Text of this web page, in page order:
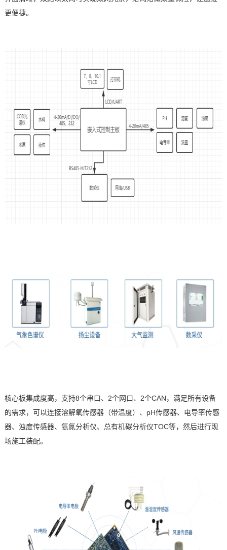
更便捷。
核心板集成度高，支持8个串口、 2个网口、 2个CAN，满足所有设备
的需求，可以连接溶解氧传感器（带温度）、 pH传感器、电导率传感
器、浊度传感器、氨氮分析仪、总有机碳分析仪TOC等，然后进行现
场施工装配。